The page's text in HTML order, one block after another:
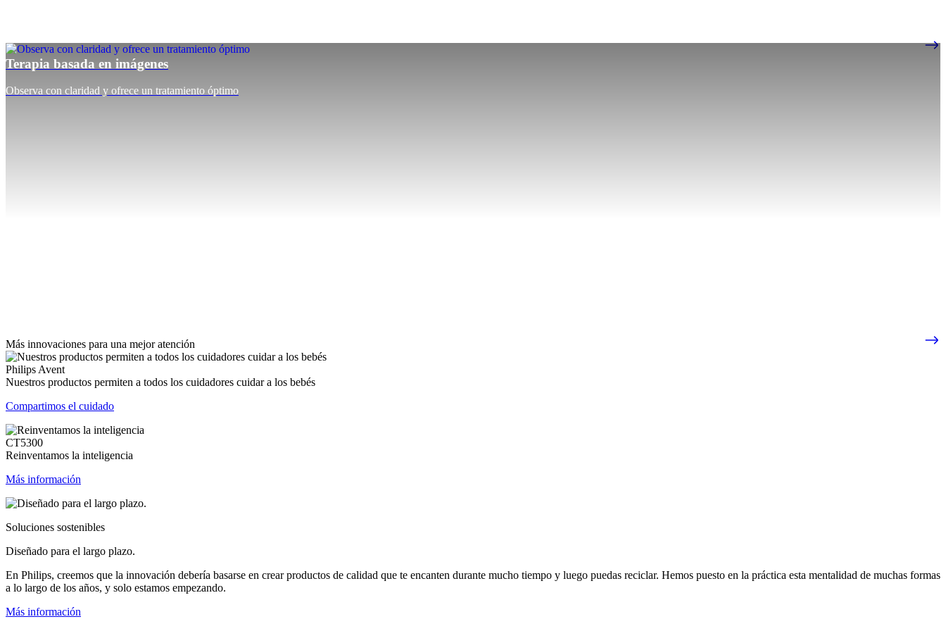
Terapia basada en imágenes
Observa con claridad y ofrece un tratamiento óptimo
Más innovaciones para una mejor atención
Philips Avent
Nuestros productos permiten a todos los cuidadores cuidar a los bebés
Compartimos el cuidado
CT5300
Reinventamos la inteligencia
Más información
Soluciones sostenibles
Diseñado para el largo plazo.
En Philips, creemos que la innovación debería basarse en crear productos de calidad que te encanten durante mucho tiempo y luego puedas reciclar. Hemos puesto en la práctica esta mentalidad de muchas formas
a lo largo de los años, y solo estamos empezando.
Más información